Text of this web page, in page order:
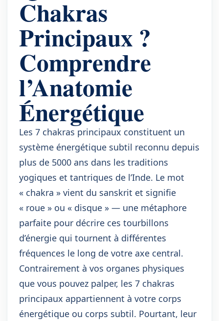
Chakras
Principaux ?
Comprendre
l’Anatomie
Énergétique
Les 7 chakras principaux constituent un
système énergétique subtil reconnu depuis
plus de 5000 ans dans les traditions
yogiques et tantriques de l’Inde. Le mot
« chakra » vient du sanskrit et signifie
« roue » ou « disque » — une métaphore
parfaite pour décrire ces tourbillons
d’énergie qui tournent à différentes
fréquences le long de votre axe central.
Contrairement à vos organes physiques
que vous pouvez palper, les 7 chakras
principaux appartiennent à votre corps
énergétique ou corps subtil. Pourtant, leur